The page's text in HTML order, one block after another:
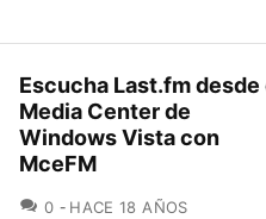
Escucha Last.fm desde
Media Center de
Windows Vista con
MceFM
0 COMENTARIOS
HACE 18 AÑOS